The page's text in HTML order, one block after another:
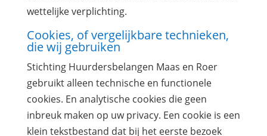
wettelijke verplichting.
Cookies, of vergelijkbare technieken,
die wij gebruiken
Stichting Huurdersbelangen Maas en Roer
gebruikt alleen technische en functionele
cookies. En analytische cookies die geen
inbreuk maken op uw privacy. Een cookie is een
klein tekstbestand dat bij het eerste bezoek